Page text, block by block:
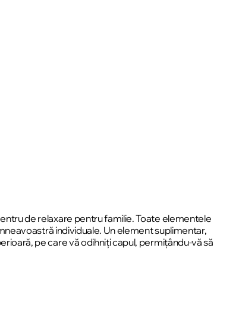
de relaxare pentru familie. Toate elementele
individuale. Un element suplimentar,
pe care vă odihniți capul, permițându-vă să